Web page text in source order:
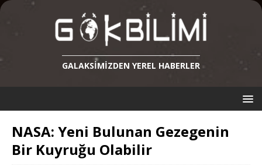
GALAKSIMIZDEN YEREL HABERLER
NASA: Yeni Bulunan Gezegenin
Bir Kuyruğu Olabilir